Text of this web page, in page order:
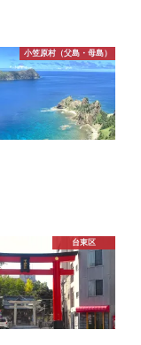
小笠原村（父島・母島）
台東区